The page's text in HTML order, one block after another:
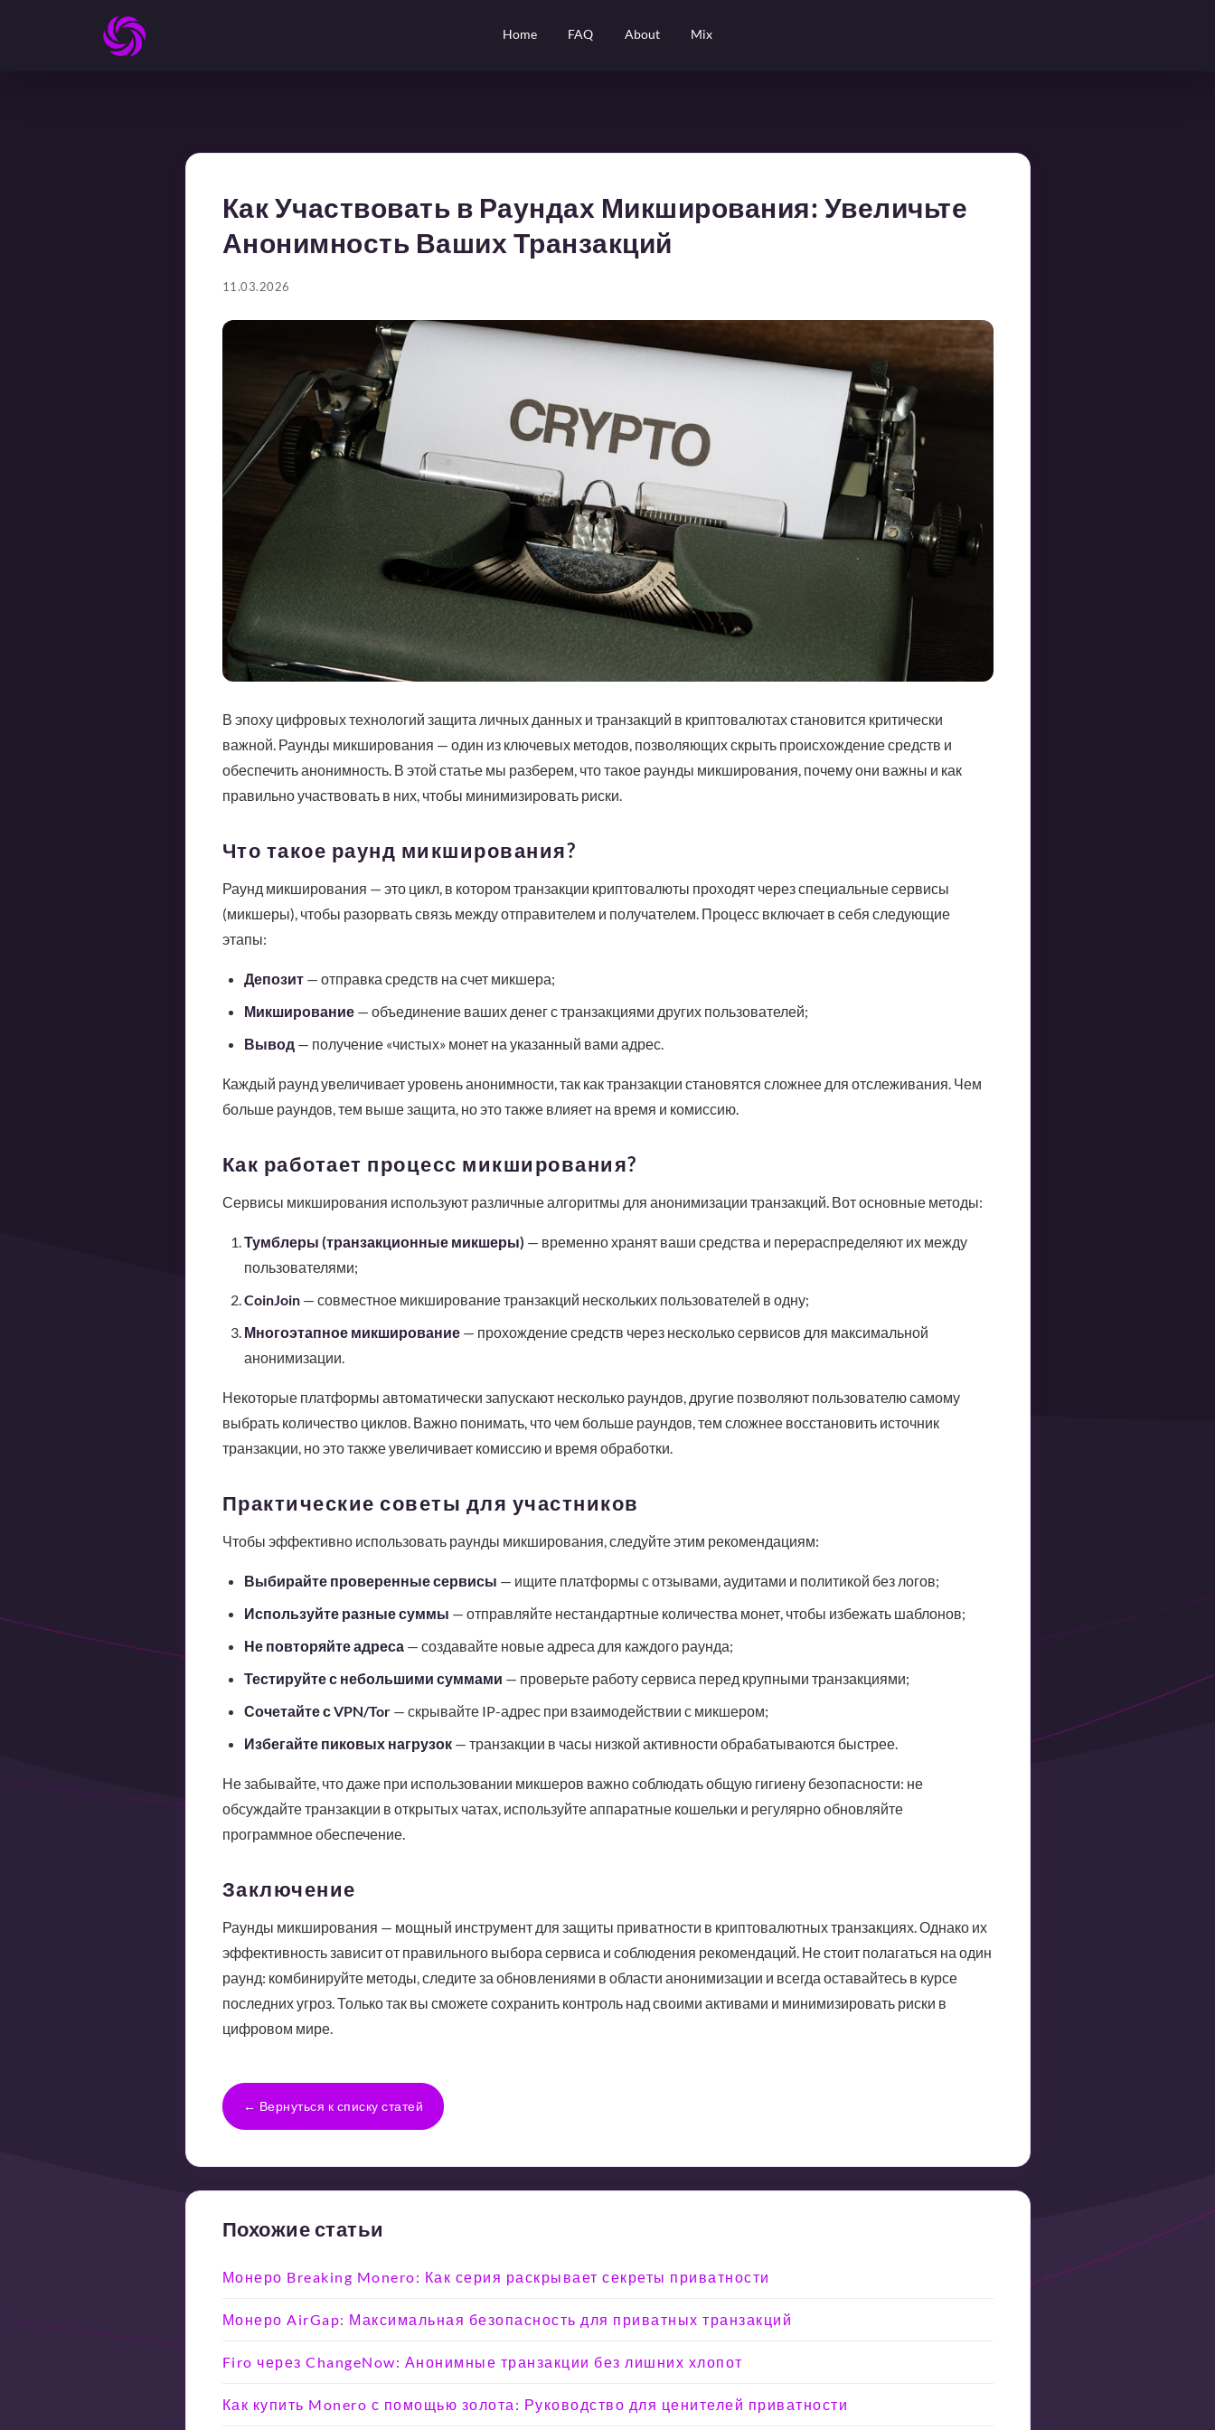
Home FAQ About Mix
Как Участвовать в Раундах Микширования: Увеличьте
Анонимность Ваших Транзакций
11.03.2026
В эпоху цифровых технологий защита личных данных и транзакций в криптовалютах становится критически
важной. Раунды микширования — один из ключевых методов, позволяющих скрыть происхождение средств и
обеспечить анонимность. В этой статье мы разберем, что такое раунды микширования, почему они важны и как
правильно участвовать в них, чтобы минимизировать риски.
Что такое раунд микширования?
Раунд микширования — это цикл, в котором транзакции криптовалюты проходят через специальные сервисы
(микшеры), чтобы разорвать связь между отправителем и получателем. Процесс включает в себя следующие
этапы:
Депозит— отправка средств на счет микшера;
Микширование— объединение ваших денег с транзакциями других пользователей;
Вывод— получение «чистых» монет на указанный вами адрес.
Каждый раунд увеличивает уровень анонимности, так как транзакции становятся сложнее для отслеживания. Чем
больше раундов, тем выше защита, но это также влияет на время и комиссию.
Как работает процесс микширования?
Сервисы микширования используют различные алгоритмы для анонимизации транзакций. Вот основные методы:
Тумблеры (транзакционные микшеры) — временно хранят ваши средства и перераспределяют их между
пользователями;
CoinJoin— совместное микширование транзакций нескольких пользователей в одну;
Многоэтапное микширование— прохождение средств через несколько сервисов для максимальной
анонимизации.
Некоторые платформы автоматически запускают несколько раундов, другие позволяют пользователю самому
выбрать количество циклов. Важно понимать, что чем больше раундов, тем сложнее восстановить источник
транзакции, но это также увеличивает комиссию и время обработки.
Практические советы для участников
Чтобы эффективно использовать раунды микширования, следуйте этим рекомендациям:
Выбирайте проверенные сервисы — ищите платформы с отзывами, аудитами и политикой без логов;
Используйте разные суммы — отправляйте нестандартные количества монет, чтобы избежать шаблонов;
Не повторяйте адреса— создавайте новые адреса для каждого раунда;
Тестируйте с небольшими суммами — проверьте работу сервиса перед крупными транзакциями;
Сочетайте с VPN/Tor— скрывайте IP-адрес при взаимодействии с микшером;
Избегайте пиковых нагрузок— транзакции в часы низкой активности обрабатываются быстрее.
Не забывайте, что даже при использовании микшеров важно соблюдать общую гигиену безопасности: не
обсуждайте транзакции в открытых чатах, используйте аппаратные кошельки и регулярно обновляйте
программное обеспечение.
Заключение
Раунды микширования — мощный инструмент для защиты приватности в криптовалютных транзакциях. Однако их
эффективность зависит от правильного выбора сервиса и соблюдения рекомендаций. Не стоит полагаться на один
раунд: комбинируйте методы, следите за обновлениями в области анонимизации и всегда оставайтесь в курсе
последних угроз. Только так вы сможете сохранить контроль над своими активами и минимизировать риски в
цифровом мире.
← Вернуться к списку статей
Похожие статьи
Монеро Breaking Monero: Как серия раскрывает секреты приватности
Монеро AirGap: Максимальная безопасность для приватных транзакций
Firo через ChangeNow: Анонимные транзакции без лишних хлопот
Как купить Monero с помощью золота: Руководство для ценителей приватности